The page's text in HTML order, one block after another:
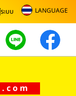
ะบบ LANGUAGE
.com